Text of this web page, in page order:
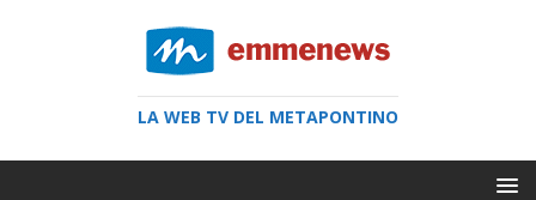
LA WEB TV DEL METAPONTINO